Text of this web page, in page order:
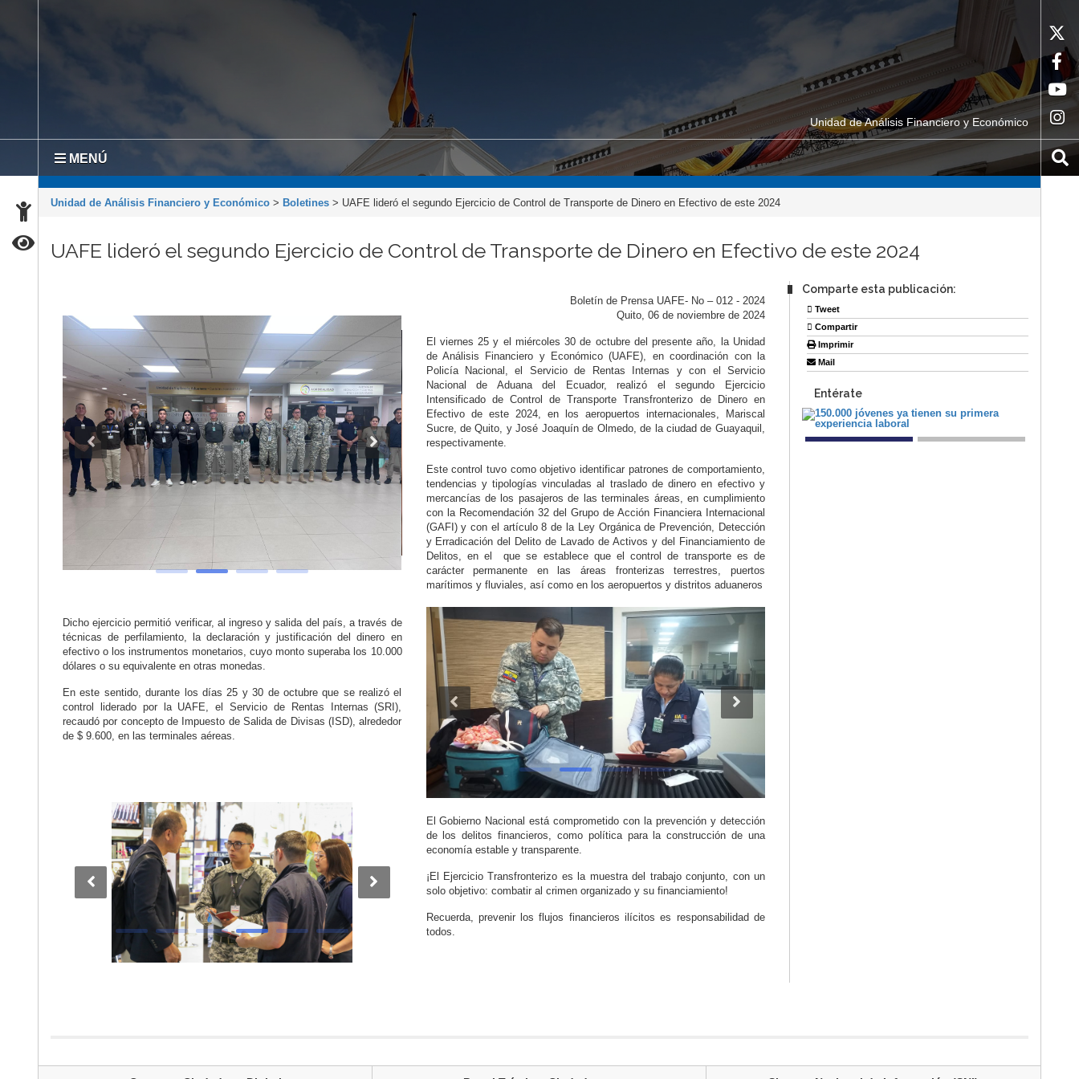
Unidad de Análisis Financiero y Económico
MENÚ
Unidad de Análisis Financiero y Económico > Boletines > UAFE lideró el segundo Ejercicio de Control de Transporte de Dinero en Efectivo de este 2024
UAFE lideró el segundo Ejercicio de Control de Transporte de Dinero en Efectivo de este 2024
Boletín de Prensa UAFE- No – 012 - 2024
Quito, 06 de noviembre de 2024
El viernes 25 y el miércoles 30 de octubre del presente año, la Unidad
de Análisis Financiero y Económico (UAFE), en coordinación con la
Policía Nacional, el Servicio de Rentas Internas y con el Servicio
Nacional de Aduana del Ecuador, realizó el segundo Ejercicio
Intensificado de Control de Transporte Transfronterizo de Dinero en
Efectivo de este 2024, en los aeropuertos internacionales, Mariscal
Sucre, de Quito, y José Joaquín de Olmedo, de la ciudad de Guayaquil,
respectivamente.
Este control tuvo como objetivo identificar patrones de comportamiento,
tendencias y tipologías vinculadas al traslado de dinero en efectivo y
mercancías de los pasajeros de las terminales áreas, en cumplimiento
con la Recomendación 32 del Grupo de Acción Financiera Internacional
(GAFI) y con el artículo 8 de la Ley Orgánica de Prevención, Detección
y Erradicación del Delito de Lavado de Activos y del Financiamiento de
Delitos, en el que se establece que el control de transporte es de
carácter permanente en las áreas fronterizas terrestres, puertos
marítimos y fluviales, así como en los aeropuertos y distritos aduaneros
Dicho ejercicio permitió verificar, al ingreso y salida del país, a través de
técnicas de perfilamiento, la declaración y justificación del dinero en
efectivo o los instrumentos monetarios, cuyo monto superaba los 10.000
dólares o su equivalente en otras monedas.
En este sentido, durante los días 25 y 30 de octubre que se realizó el
control liderado por la UAFE, el Servicio de Rentas Internas (SRI),
recaudó por concepto de Impuesto de Salida de Divisas (ISD), alrededor
de $ 9.600, en las terminales aéreas.
El Gobierno Nacional está comprometido con la prevención y detección
de los delitos financieros, como política para la construcción de una
economía estable y transparente.
¡El Ejercicio Transfronterizo es la muestra del trabajo conjunto, con un
solo objetivo: combatir al crimen organizado y su financiamiento!
Recuerda, prevenir los flujos financieros ilícitos es responsabilidad de
todos.
Comparte esta publicación:
Tweet
Compartir
Imprimir
Mail
Entérate